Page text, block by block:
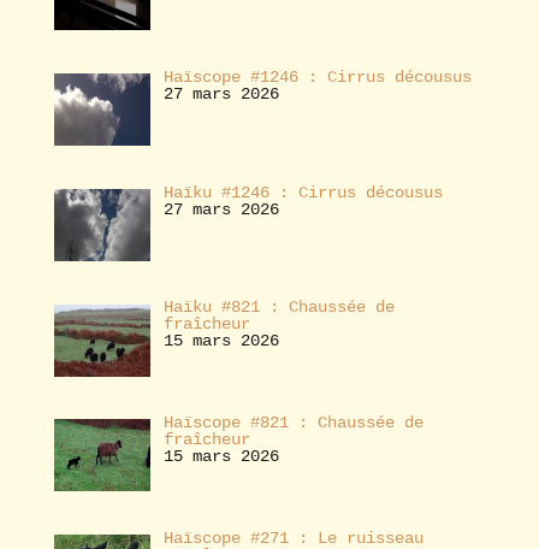
Haïscope #1246 : Cirrus décousus
27 mars 2026
Haïku #1246 : Cirrus décousus
27 mars 2026
Haïku #821 : Chaussée de
fraîcheur
15 mars 2026
Haïscope #821 : Chaussée de
fraîcheur
15 mars 2026
Haïscope #271 : Le ruisseau